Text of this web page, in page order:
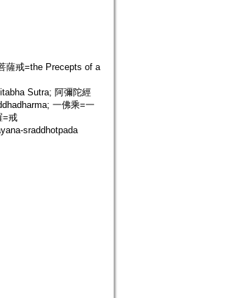
薩戒=the Precepts of a
Sutra; 阿彌陀經
一佛乘=一
=戒
sraddhotpada